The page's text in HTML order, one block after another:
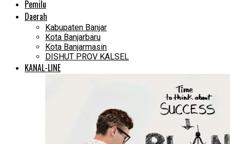
Pemilu
Daerah
Kabupaten Banjar
Kota Banjarbaru
Kota Banjarmasin
DISHUT PROV KALSEL
KANAL-LINE